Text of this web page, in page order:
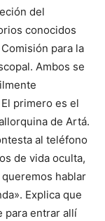
del
conocidos
para la
Ambos se
primero es el
de Artá.
al teléfono
de vida oculta,
hablar
Explica que
para entrar allí